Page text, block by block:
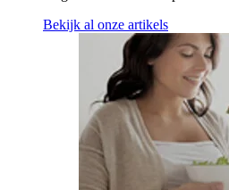
Bekijk al onze artikels